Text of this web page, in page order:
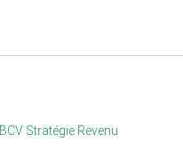
BCV Stratégie Revenu